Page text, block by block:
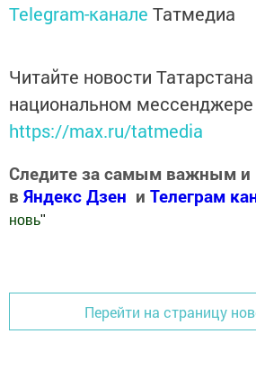
Telegram-канале Татмедиа
Читайте новости
национальном
https://max.ru/tatmedia
Следите за самым важным и
в Яндекс Дзен и Телеграм
новь"
Перейти на страницу